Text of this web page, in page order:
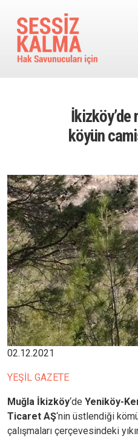
İkizköy’de
köyün
Image
02.12.2021
YEŞİL GAZETE
Muğla İkizköy‘de Yeniköy-
Ticaret AŞ‘nin üstlendiği
çalışmaları çerçevesindeki